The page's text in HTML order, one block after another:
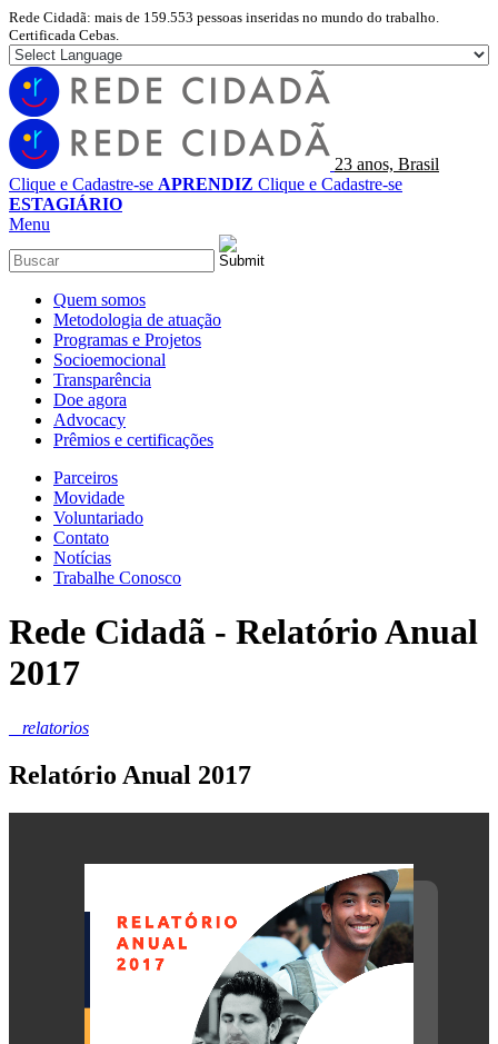
Rede Cidadã: mais de 159.553 pessoas inseridas no mundo do trabalho.
Certificada Cebas.
23 anos, Brasil
Clique e Cadastre-se APRENDIZ Clique e Cadastre-se
ESTAGIÁRIO
Menu
Quem somos
Metodologia de atuação
Programas e Projetos
Socioemocional
Transparência
Doe agora
Advocacy
Prêmios e certificações
Parceiros
Movidade
Voluntariado
Contato
Notícias
Trabalhe Conosco
Rede Cidadã - Relatório Anual
2017
_ relatorios
Relatório Anual 2017